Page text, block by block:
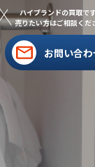
ハイブランドの買取です
売りたい方はご相談くだ
お問い合